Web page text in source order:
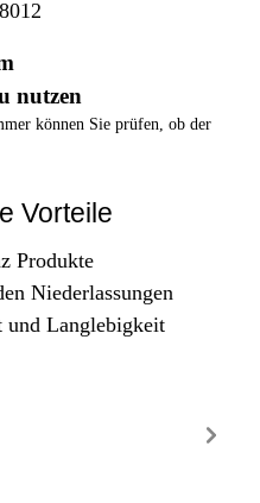
nutzen
können Sie prüfen, ob der
Vorteile
Produkte
Niederlassungen
und Langlebigkeit